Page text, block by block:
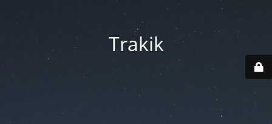
Trakik